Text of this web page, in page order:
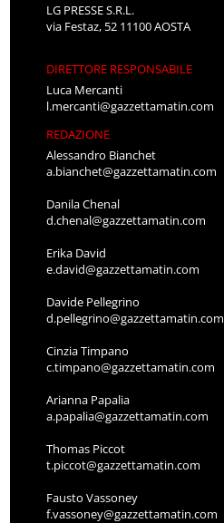
LG PRESSE S.R.L.
via Festaz, 52 11100 AOSTA
DIRETTORE RESPONSABILE
Luca Mercanti
l.mercanti@gazzettamatin.com
REDAZIONE
Alessandro Bianchet
a.bianchet@gazzettamatin.com
Danila Chenal
d.chenal@gazzettamatin.com
Erika David
e.david@gazzettamatin.com
Davide Pellegrino
d.pellegrino@gazzettamatin.com
Cinzia Timpano
c.timpano@gazzettamatin.com
Arianna Papalia
a.papalia@gazzettamatin.com
Thomas Piccot
t.piccot@gazzettamatin.com
Fausto Vassoney
f.vassoney@gazzettamatin.com